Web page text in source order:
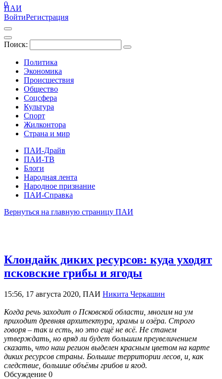
ПАИ
ВойтиРегистрация
Поиск:
Политика
Экономика
Происшествия
Общество
Соцсфера
Культура
Спорт
Жилконтора
Страна и мир
ПАИ-Драйв
ПАИ-ТВ
Блоги
Народная лента
Народное признание
ПАИ-Справка
0
Вернуться на главную страницу ПАИ
Клондайк диких ресурсов: куда уходят
псковские грибы и ягоды
15:56, 17 августа 2020, ПАИ Никита Черкашин
Когда речь заходит о Псковской области, многим на ум
приходит древняя архитектура, храмы и озёра. Строго
говоря – так и есть, но это ещё не всё. Не станем
утверждать, но вряд ли будет большим преувеличением
сказать, что наш регион выделен красным цветом на карте
диких ресурсов страны. Большие территории лесов, и, как
следствие, большие объёмы грибов и ягод.
Обсуждение 0